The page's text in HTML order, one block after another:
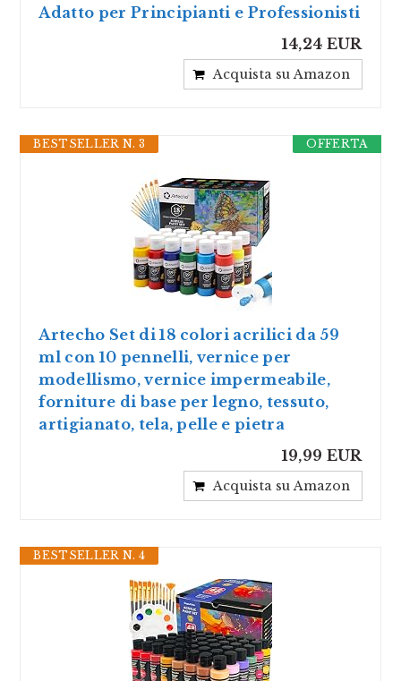
Adatto per Principianti e Professionisti
14,24 EUR
Acquista su Amazon
OFFERTA
BESTSELLER N. 3
Artecho Set di 18 colori acrilici da 59
ml con 10 pennelli, vernice per
modellismo, vernice impermeabile,
forniture di base per legno, tessuto,
artigianato, tela, pelle e pietra
19,99 EUR
Acquista su Amazon
BESTSELLER N. 4